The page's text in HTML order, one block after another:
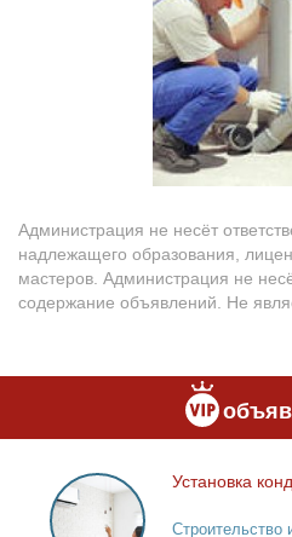
Администрация не несёт
надлежащего образования,
мастеров. Администрация не
содержание объявлений. Не
Установка
кондиционеров
Уста­нов­ка
Строительство